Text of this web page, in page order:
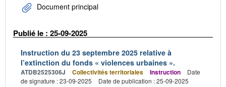
Document principal
Publié le : 25-09-2025
Instruction du 23 septembre 2025 relative à
l’extinction du fonds « violences urbaines ».
ATDB2525306J Collectivités territoriales Instruction
Date
de signature : 23-09-2025
Date de publication : 25-09-2025